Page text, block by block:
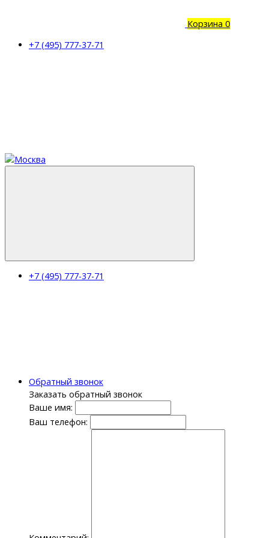
Корзина 0
+7 (495) 777-37-71
+7 (495) 777-37-71
Обратный звонок
Заказать обратный звонок
Ваше имя:
Ваш телефон: